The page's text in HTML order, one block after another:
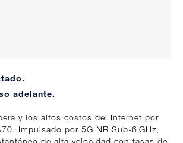
adelante.
y los altos costos del Internet por
Impulsado por 5G NR Sub-6 GHz,